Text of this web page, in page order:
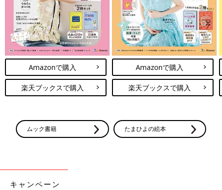
Amazonで購入
楽天ブックスで購入
Amazonで購入
楽天ブックスで購入
ムック書籍 たまひよの絵本
キャンペーン